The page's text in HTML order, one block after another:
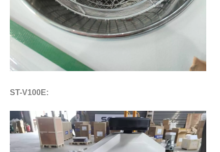
ST-V100E: